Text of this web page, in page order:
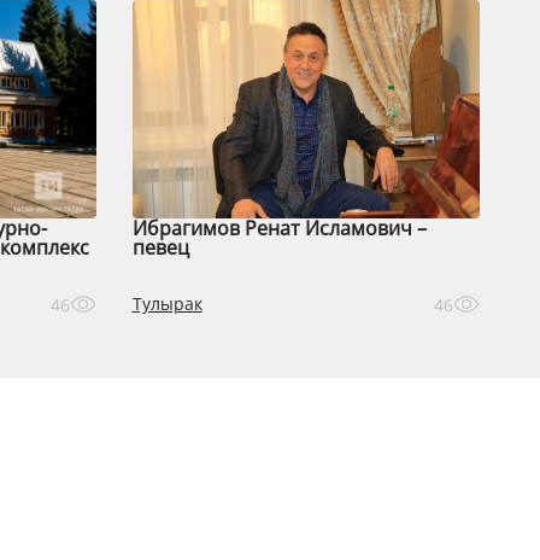
46
Ибрагимов Ренат Исламович –
певец
Тулырак 46